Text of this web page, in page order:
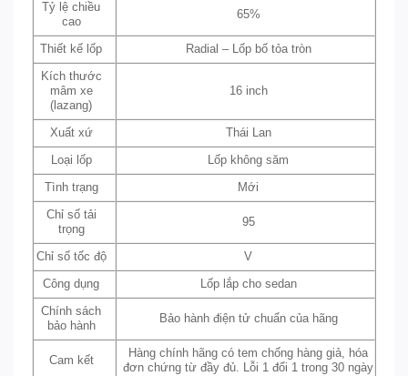
Tỷ lệ chiều
cao
65%
Thiết kế lốp Radial – Lốp bố tỏa tròn
Kích thước
mâm xe
(lazang)
16 inch
Xuất xứ Thái Lan
Loại lốp Lốp không săm
Tình trạng Mới
Chỉ số tải
trọng
95
Chỉ số tốc độ V
Công dụng Lốp lắp cho sedan
Chính sách
bảo hành
Bảo hành điện tử chuẩn của hãng
Cam kết
Hàng chính hãng có tem chống hàng giả, hóa
đơn chứng từ đầy đủ. Lỗi 1 đổi 1 trong 30 ngày